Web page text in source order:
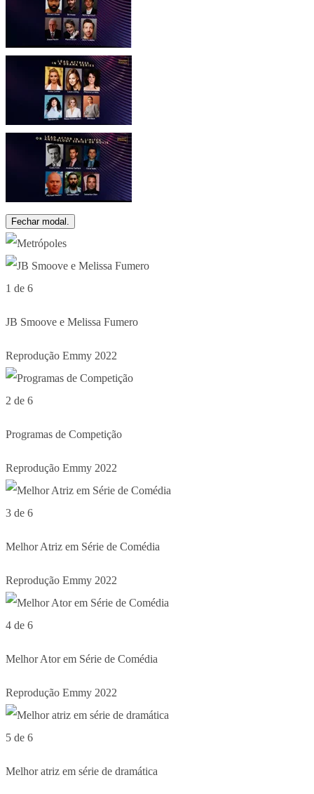
Fechar modal.
1 de 6
JB Smoove e Melissa Fumero
Reprodução Emmy 2022
2 de 6
Programas de Competição
Reprodução Emmy 2022
3 de 6
Melhor Atriz em Série de Comédia
Reprodução Emmy 2022
4 de 6
Melhor Ator em Série de Comédia
Reprodução Emmy 2022
5 de 6
Melhor atriz em série de dramática